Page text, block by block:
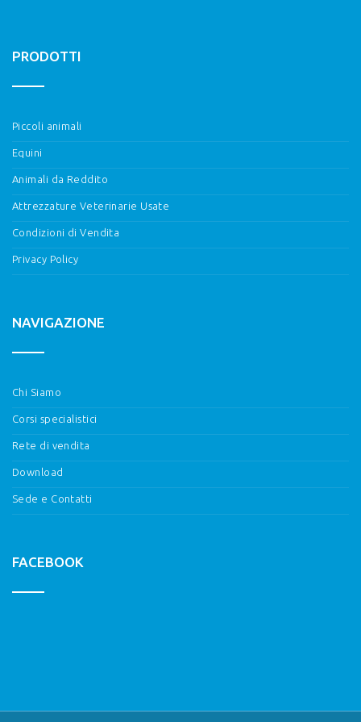
PRODOTTI
Piccoli animali
Equini
Animali da Reddito
Attrezzature Veterinarie Usate
Condizioni di Vendita
Privacy Policy
NAVIGAZIONE
Chi Siamo
Corsi specialistici
Rete di vendita
Download
Sede e Contatti
FACEBOOK